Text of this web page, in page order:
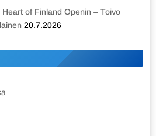
Heart of Finland Openin – Toivo
20.7.2026